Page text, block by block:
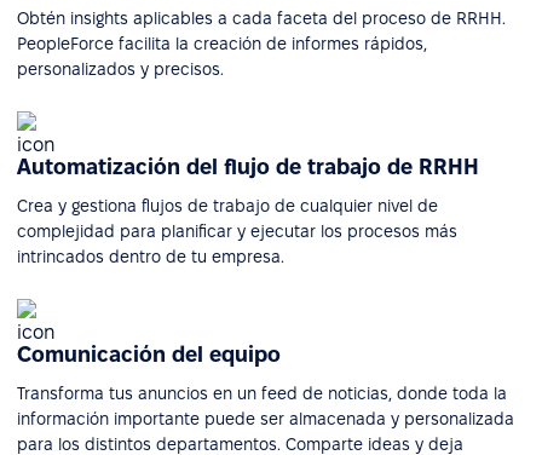
Obtén insights aplicables a cada faceta del proceso de RRHH.
PeopleForce facilita la creación de informes rápidos,
personalizados y precisos.
Automatización del flujo de trabajo de RRHH
Crea y gestiona flujos de trabajo de cualquier nivel de
complejidad para planificar y ejecutar los procesos más
intrincados dentro de tu empresa.
Comunicación del equipo
Transforma tus anuncios en un feed de noticias, donde toda la
información importante puede ser almacenada y personalizada
para los distintos departamentos. Comparte ideas y deja